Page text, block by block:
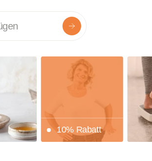
10% Rabatt